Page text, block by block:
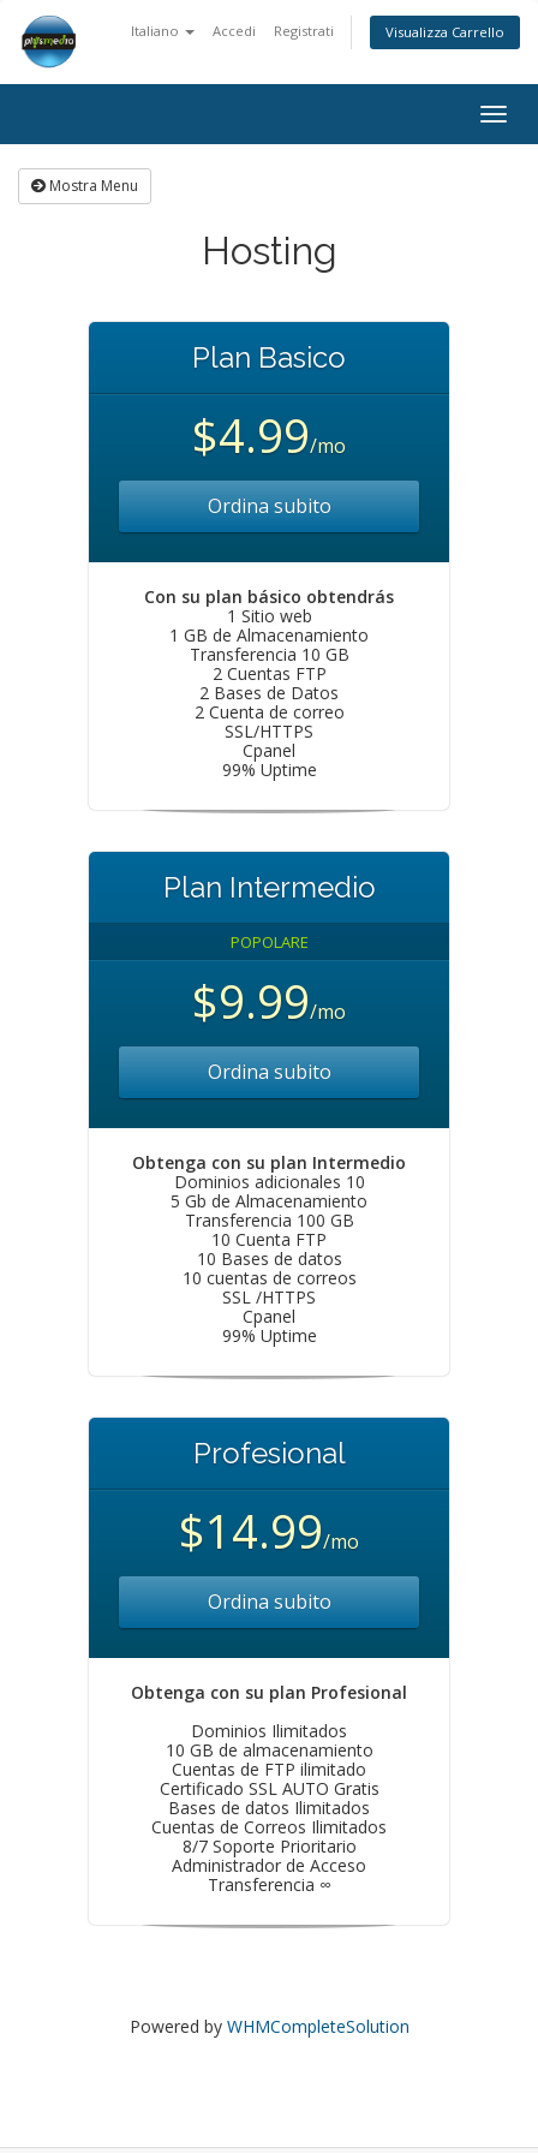
Italiano Accedi Registrati Visualizza Carrello
Mostra Menu
Hosting
Plan Basico
$4.99/mo
Ordina subito
Con su plan básico obtendrás
1 Sitio web
1 GB de Almacenamiento
Transferencia 10 GB
2 Cuentas FTP
2 Bases de Datos
2 Cuenta de correo
SSL/HTTPS
Cpanel
99% Uptime
Plan Intermedio
POPOLARE
$9.99/mo
Ordina subito
Obtenga con su plan Intermedio
Dominios adicionales 10
5 Gb de Almacenamiento
Transferencia 100 GB
10 Cuenta FTP
10 Bases de datos
10 cuentas de correos
SSL /HTTPS
Cpanel
99% Uptime
Profesional
$14.99/mo
Ordina subito
Obtenga con su plan Profesional
Dominios Ilimitados
10 GB de almacenamiento
Cuentas de FTP ilimitado
Certificado SSL AUTO Gratis
Bases de datos Ilimitados
Cuentas de Correos Ilimitados
8/7 Soporte Prioritario
Administrador de Acceso
Transferencia ∞
Powered by WHMCompleteSolution